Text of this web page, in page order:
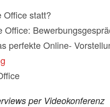
Office statt?
perfekte Online-
per Videokonferenz